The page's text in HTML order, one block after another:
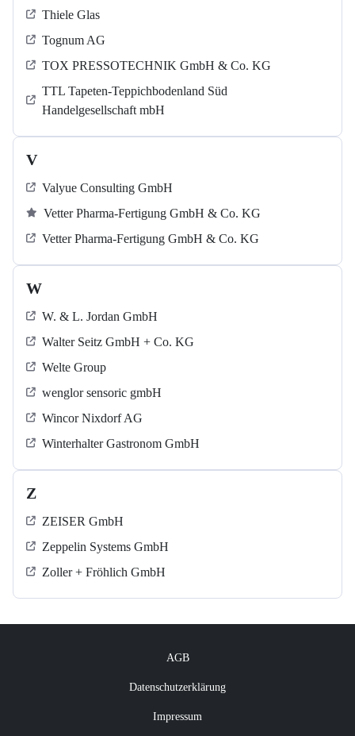
Thiele Glas
Tognum AG
TOX PRESSOTECHNIK GmbH & Co. KG
TTL Tapeten-Teppichbodenland Süd
Handelgesellschaft mbH
V
Valyue Consulting GmbH
Vetter Pharma-Fertigung GmbH & Co. KG
Vetter Pharma-Fertigung GmbH & Co. KG
W
W. & L. Jordan GmbH
Walter Seitz GmbH + Co. KG
Welte Group
wenglor sensoric gmbH
Wincor Nixdorf AG
Winterhalter Gastronom GmbH
Z
ZEISER GmbH
Zeppelin Systems GmbH
Zoller + Fröhlich GmbH
AGB
Datenschutzerklärung
Impressum